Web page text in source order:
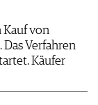
Kauf von
Verfahren
Käufer